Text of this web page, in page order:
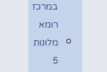
במרכז
רומא
מלונות
5